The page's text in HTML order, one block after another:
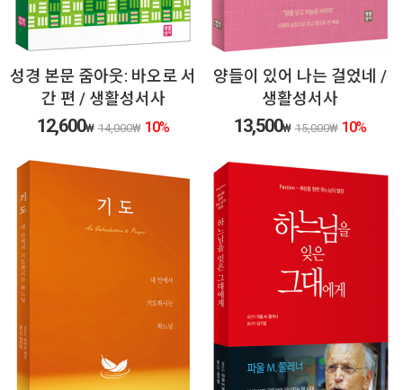
성경 본문 줌아웃: 바오로 서
간 편 / 생활성서사
12,600₩ 14,000₩ 10%
양들이 있어 나는 걸었네 /
생활성서사
13,500₩ 15,000₩ 10%